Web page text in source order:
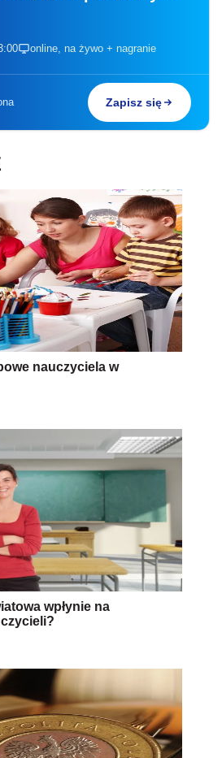
online, na żywo + nagranie
Zapisz się
nauczyciela w
wpłynie na